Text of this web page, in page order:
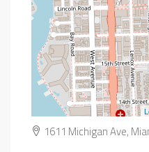
1611 Michigan Ave,